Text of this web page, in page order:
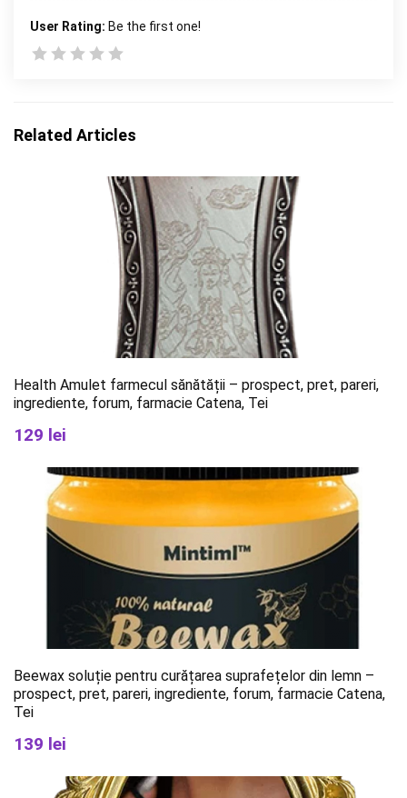
User Rating: Be the first one!
Related Articles
Health Amulet farmecul sănătății – prospect, pret, pareri,
ingrediente, forum, farmacie Catena, Tei
129 lei
Beewax soluție pentru curățarea suprafețelor din lemn –
prospect, pret, pareri, ingrediente, forum, farmacie Catena,
Tei
139 lei